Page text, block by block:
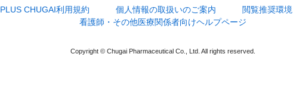
PLUS CHUGAI利用規約 個人情報の取扱いのご案内 閲覧推奨環境
看護師・その他医療関係者向けヘルプページ
Copyright © Chugai Pharmaceutical Co., Ltd. All rights reserved.